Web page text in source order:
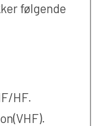
følgende
HF.